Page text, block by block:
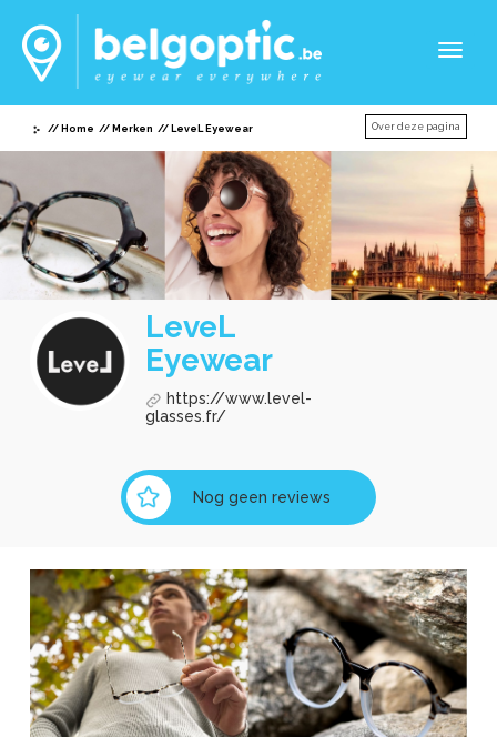
Home Merken LeveL Eyewear Over deze pagina
LeveL
Eyewear
https://www.level-
glasses.fr/
Nog geen reviews